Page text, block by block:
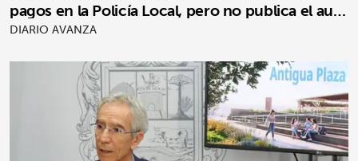
pagos en la Policía Local, pero no publica el auto
del Tribunal de Cuentas”
DIARIO AVANZA